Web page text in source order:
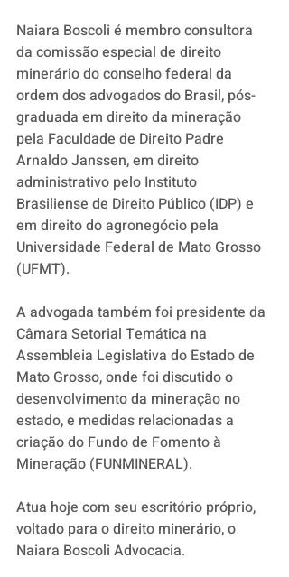
Naiara Boscoli é membro consultora
da comissão especial de direito
minerário do conselho federal da
ordem dos advogados do Brasil, pós-
graduada em direito da mineração
pela Faculdade de Direito Padre
Arnaldo Janssen, em direito
administrativo pelo Instituto
Brasiliense de Direito Público (IDP) e
em direito do agronegócio pela
Universidade Federal de Mato Grosso
(UFMT).
A advogada também foi presidente da
Câmara Setorial Temática na
Assembleia Legislativa do Estado de
Mato Grosso, onde foi discutido o
desenvolvimento da mineração no
estado, e medidas relacionadas a
criação do Fundo de Fomento à
Mineração (FUNMINERAL).
Atua hoje com seu escritório próprio,
voltado para o direito minerário, o
Naiara Boscoli Advocacia.